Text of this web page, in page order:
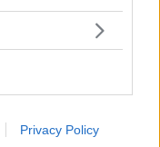
Privacy Policy
στην
σε ανήλικη, τι